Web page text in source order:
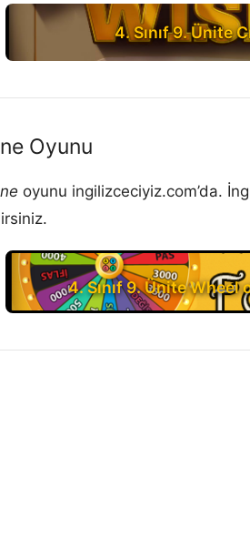
4. Sınıf 9. Ünite
Oyunu
oyunu ingilizceciyiz.com’da.
4. Sınıf 9. Ünite